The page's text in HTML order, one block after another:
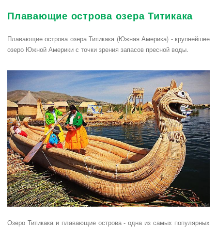
Плавающие острова озера Титикака
Плавающие острова озера Титикака (Южная Америка) - крупнейшее
озеро Южной Америки с точки зрения запасов пресной воды.
Озеро Титикака и плавающие острова - одна из самых популярных